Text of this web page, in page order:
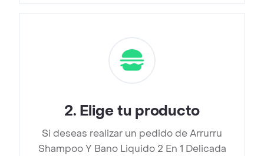
2. Elige tu producto
Si deseas realizar un pedido de Arrurru
Shampoo Y Bano Liquido 2 En 1 Delicada